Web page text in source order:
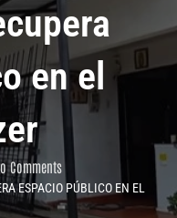
en el
Comments
ESPACIO PÚBLICO EN EL